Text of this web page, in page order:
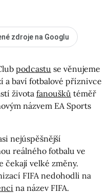
zdroje na Googlu
podcastu se věnujeme
a baví fotbalové příznivce
života fanoušků téměř
názvem EA Sports
nejúspěšnější
reálného fotbalu ve
čekají velké změny.
FIFA nedohodli na
na název FIFA.